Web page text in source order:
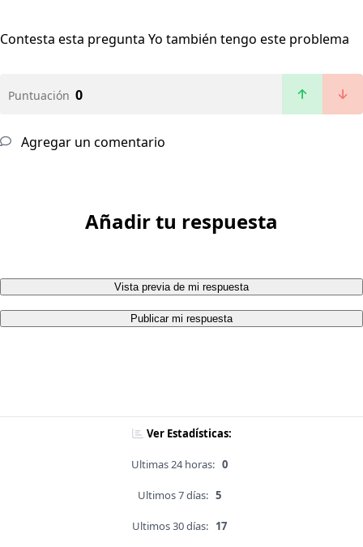
Contesta esta pregunta Yo también tengo este problema
Puntuación 0
Agregar un comentario
Añadir tu respuesta
Vista previa de mi respuesta
Publicar mi respuesta
Ver Estadísticas:
Ultimas 24 horas: 0
Ultimos 7 días: 5
Ultimos 30 días: 17